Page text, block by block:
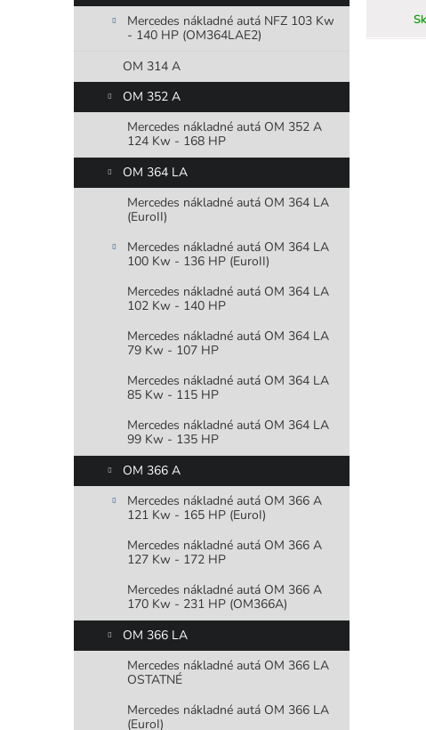
Mercedes nákladné autá NFZ 103 Kw
- 140 HP (OM364LAE2)
OM 314 A
OM 352 A
Mercedes nákladné autá OM 352 A
124 Kw - 168 HP
OM 364 LA
Mercedes nákladné autá OM 364 LA
(EuroII)
Mercedes nákladné autá OM 364 LA
100 Kw - 136 HP (EuroII)
Mercedes nákladné autá OM 364 LA
102 Kw - 140 HP
Mercedes nákladné autá OM 364 LA
79 Kw - 107 HP
Mercedes nákladné autá OM 364 LA
85 Kw - 115 HP
Mercedes nákladné autá OM 364 LA
99 Kw - 135 HP
OM 366 A
Mercedes nákladné autá OM 366 A
121 Kw - 165 HP (EuroI)
Mercedes nákladné autá OM 366 A
127 Kw - 172 HP
Mercedes nákladné autá OM 366 A
170 Kw - 231 HP (OM366A)
OM 366 LA
Mercedes nákladné autá OM 366 LA
OSTATNÉ
Mercedes nákladné autá OM 366 LA
(EuroI)